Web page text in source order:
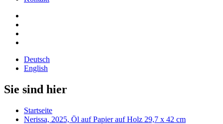
Deutsch
English
Sie sind hier
Startseite
Nerissa, 2025, Öl auf Papier auf Holz 29,7 x 42 cm